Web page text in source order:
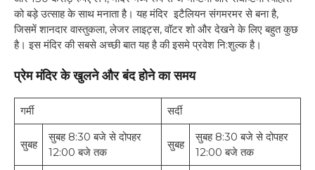
को बड़े उत्साह के साथ मनाता है। यह मंदिर इटैलियन संगमरमर से बना है,
जिसमें शानदार वास्तुकला, लेजर लाइट्स, वॉटर शो और देखने के लिए बहुत कुछ
है। इस मंदिर की सबसे अच्छी बात यह है की इसमे प्रवेश नि:शुल्क है।
प्रेम मंदिर के खुलने और बंद होने का समय
गर्मी सर्दी
सुबह
सुबह 8:30 बजे से दोपहर
12:00 बजे तक
सुबह
सुबह 8:30 बजे से दोपहर
12:00 बजे तक